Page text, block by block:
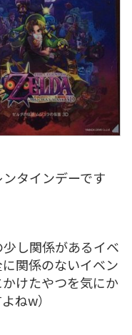
タインデーです
し関係があるイベ
関係のないイベン
けたやつを気にか
ねw）